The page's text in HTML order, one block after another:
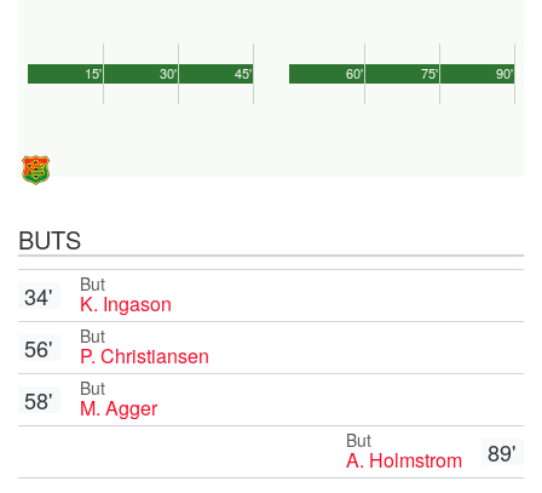
45'
15' 30' 90'
60' 75'
BUTS
But
K. Ingason
34'
But
P. Christiansen
56'
But
M. Agger
58'
89'
But
A. Holmstrom